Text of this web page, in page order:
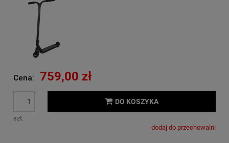
Cena: 759,00 zł
szt.
DO KOSZYKA
dodaj do przechowalni